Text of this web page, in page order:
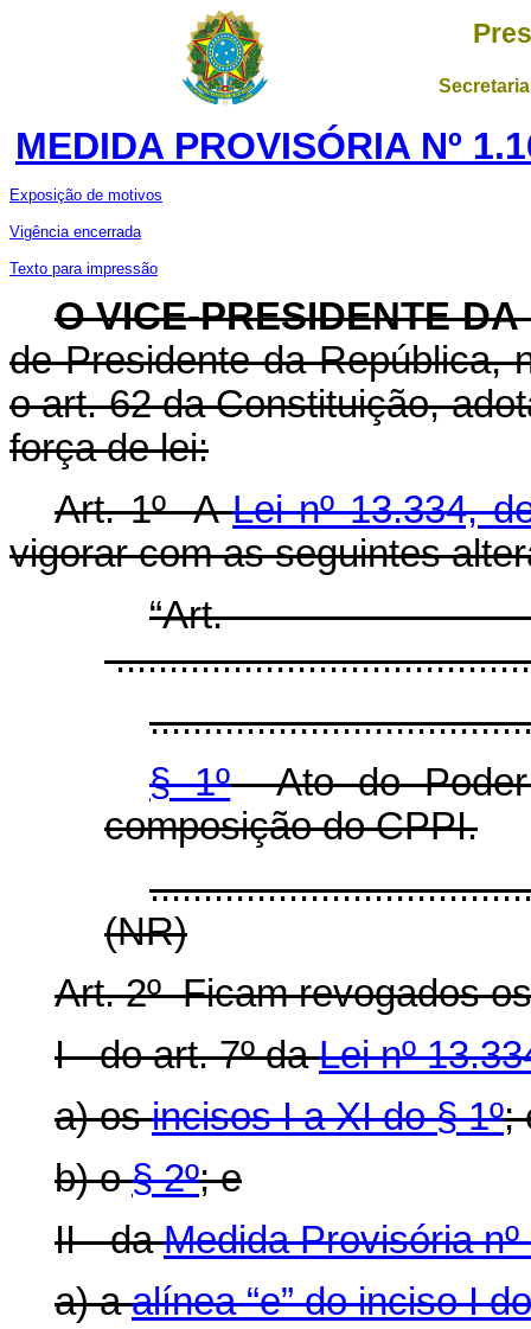
MEDIDA PROVISÓRIA Nº
Exposição de motivos
Vigência encerrada
Texto para impressão
O VICE-PRESIDENTE
de Presidente da República,
o art. 62 da Constituição,
força de lei:
Art. 1º ALei nº 13.334,
vigorar com as seguintes
§ 1ºAto do Poder
composição do CPPI.
(NR)
Art. 2º Ficam revogados
I - do art. 7º daLei nº
a) osincisos I a XI do § 1º;
b) o§ 2º; e
II - daMedida Provisória
a) aalínea “e” do inciso I